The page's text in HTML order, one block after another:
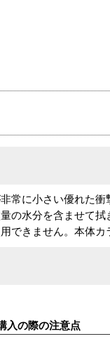
常に小さい優れた
の水分を含ませて
できません。本体カ
入の際の注意点